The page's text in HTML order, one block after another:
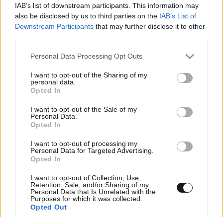
IAB’s list of downstream participants. This information may
also be disclosed by us to third parties on the IAB’s List of
Downstream Participants that may further disclose it to other
Please note that this website/app uses one or more Google
not limited to your visit or usage behaviour. You may click to
grant or deny consent to Google and its third-party tags to
use your data for below specified purposes in below Google
consent section.
Personal Data Processing Opt Outs
I want to opt-out of the Sharing of my
personal data.
Opted In
I want to opt-out of the Sale of my
Personal Data.
Opted In
I want to opt-out of processing my
Personal Data for Targeted Advertising.
Opted In
I want to opt-out of Collection, Use,
Retention, Sale, and/or Sharing of my
Personal Data that Is Unrelated with the
Purposes for which it was collected.
Opted Out
Απώλεια 23.000 θέσεων εργασίας στις ΗΠΑ
τον Ιούλιο, αλλά η ανεργία υποχώρησε στο
4,1%, διαψεύδοντας τους αναλυτές